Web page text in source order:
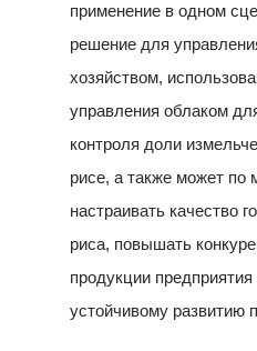
применение в одном
решение для
хозяйством,
управления облаком
контроля доли
рисе, а также может по
настраивать качество
риса, повышать
продукции
устойчивому развитию